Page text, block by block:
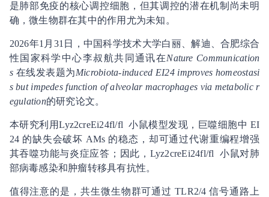
是肺部免疫的核心调控细胞，但其调控的潜在机制尚未明
确，微生物群在其中的作用尤为未知。
2026年1月31日，中国科学技术大学白丽、解迪、合肥综合
性国家科学中心李叔航共同通讯在Nature Communication
s 在线发表题为Microbiota-induced EI24 improves homeostasi
s but impedes function of alveolar macrophages via metabolic r
egulation的研究论文。
本研究利用Lyz2creEi24fl/fl 小鼠模型发现，巨噬细胞中 EI
24 的缺失会破坏 AMs 的稳态，却可通过代谢重编程增强
其吞噬功能与炎症应答；因此，Lyz2creEi24fl/fl 小鼠对肺
部病毒感染和肿瘤转移具有抗性。
值得注意的是，共生微生物群可通过 TLR2/4 信号通路上